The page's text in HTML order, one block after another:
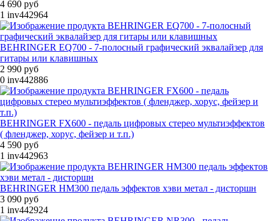
4 690 руб
1 inv442964
BEHRINGER EQ700 - 7-полосный графический эквалайзер для
гитары или клавишных
2 990 руб
0 inv442886
BEHRINGER FX600 - педаль цифровых стерео мультиэффектов
( фленджер, хорус, фейзер и т.п.)
4 590 руб
1 inv442963
BEHRINGER HM300 педаль эффектов хэви метал - дисторшн
3 090 руб
1 inv442924